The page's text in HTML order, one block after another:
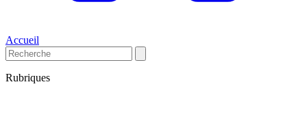
Accueil
Rubriques